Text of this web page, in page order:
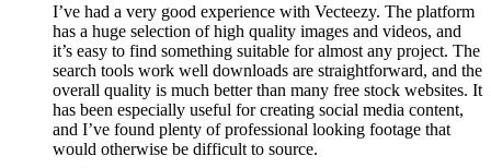
I’ve had a very good experience with Vecteezy. The platform
has a huge selection of high quality images and videos, and
it’s easy to find something suitable for almost any project. The
search tools work well downloads are straightforward, and the
overall quality is much better than many free stock websites. It
has been especially useful for creating social media content,
and I’ve found plenty of professional looking footage that
would otherwise be difficult to source.